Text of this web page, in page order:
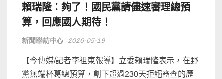
賴瑞隆：夠了！國民黨請儘速審理總預
算，回應國人期待！
新聞聯訪中心 2026-05-19
【今傳媒/記者李祖東報導】立委賴瑞隆表示，在野
黨無端杯葛總預算，創下超過230天拒絕審查的歷